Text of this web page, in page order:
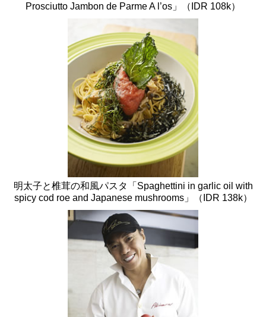
Prosciutto Jambon de Parme A l’os」（IDR 108k）
明太子と椎茸の和風パスタ「Spaghettini in garlic oil with
spicy cod roe and Japanese mushrooms」（IDR 138k）